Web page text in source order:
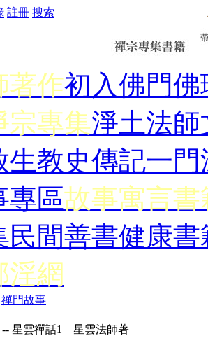
註冊 搜索
著作初入佛門佛
宗專集淨土法師
生教史傳記一門
專區故事寓言書
民間善書健康書
淫網
禪門故事
-- 星雲禪話1 星雲法師著